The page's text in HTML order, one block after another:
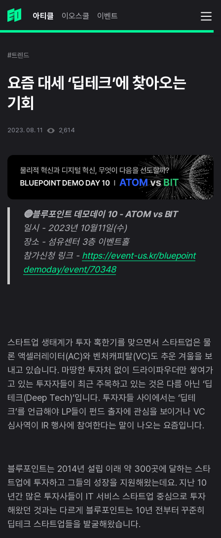
아티클 이오스쿨 이벤트
#트렌드
요즘 대세 ‘딥테크’에 찾아오는
기회
2023. 08. 11 2,614
🔵블루포인트 데모데이 10 - ATOM vs BIT
일시 - 2023년 10월11일(수)
장소 - 섬유센터 3층 이벤트홀
참가신청 링크 - https://event-us.kr/bluepoint
demoday/event/70348
스타트업 생태계가 투자 혹한기를 맞으면서 스타트업은 물
론 액셀러레이터(AC)와 벤처캐피탈(VC)도 추운 겨울을 보
내고 있습니다. 마땅한 투자처 없이 드라이파우더만 쌓여가
고 있는 투자자들이 최근 주목하고 있는 것은 다름 아닌 ‘딥
테크(Deep Tech)’입니다. 투자자들 사이에서는 ‘딥테
크’를 언급해야 LP들이 펀드 출자에 관심을 보이거나 VC
심사역이 IR 행사에 참여한다는 말이 나오는 요즘입니다.
블루포인트는 2014년 설립 이래 약 300곳에 달하는 스타
트업에 투자하고 그들의 성장을 지원해왔는데요. 지난 10
년간 많은 투자사들이 IT 서비스 스타트업 중심으로 투자
해왔던 것과는 다르게 블루포인트는 10년 전부터 꾸준히
딥테크 스타트업들을 발굴해왔습니다.